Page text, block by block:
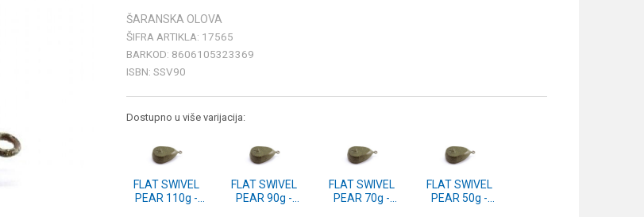
ŠARANSKA OLOVA
ŠIFRA ARTIKLA: 17565
BARKOD: 8606105323369
ISBN: SSV90
Dostupno u više varijacija:
FLAT SWIVEL
PEAR 110g -
FLAT SWIVEL
PEAR 90g -
FLAT SWIVEL
PEAR 70g -
FLAT SWIVEL
PEAR 50g -